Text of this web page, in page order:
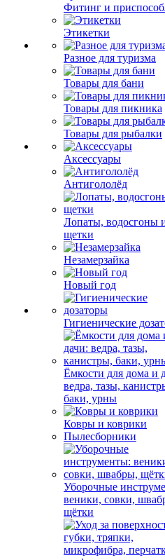
Фитинг и
Этикетки
Разное для туризма
Товары для бани
Товары для пикника
Товары для рыбалки
Аксессуары
Антигололёд
Лопаты, водосгоны
щетки
Незамерзайка
Новый год
Гигиенические
Ёмкости для дома и
ведра, тазы,
баки, урны
Ковры и коврики
Пылесборники
Уборочные
веники, совки,
щётки